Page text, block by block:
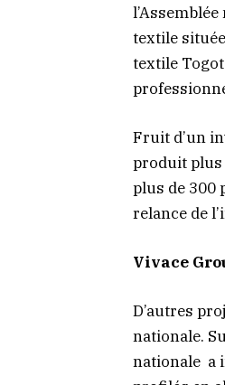
textile
textile
Fruit d’un
produit plus
plus de 300
relance de
Vivace
D’autres
nationale.
nationale a